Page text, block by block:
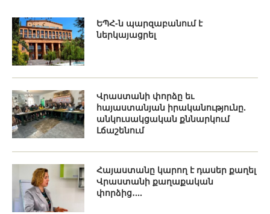
ԵՊՀ-ն պարզաբանում է
ներկայացրել
Վրաստանի փորձը եւ
հայաստանյան իրականությունը.
անկուսակցական քննարկում
Լճաշենում
Հայաստանը կարող է դասեր քաղել
Վրաստանի քաղաքական
փորձից․...